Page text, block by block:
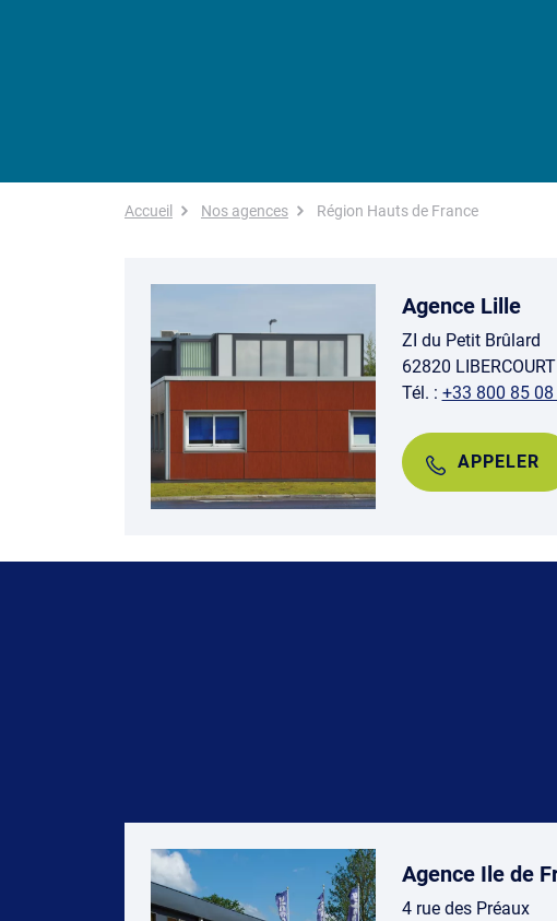
Fil d'Ariane
Accueil Nos agences Région Hauts de France
Agence Lille
ZI du Petit Brûlard
62820 LIBERCOURT
Tél. : +33 800 85 08
APPELER
Agence Ile de
4 rue des Préaux